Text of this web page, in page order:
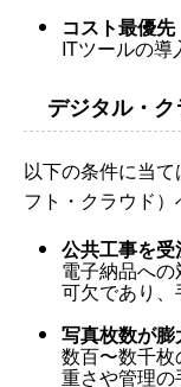
コスト最優先
ITツールの導
デジタル・
以下の条件に当
フト・クラウド）
公共工事を
電子納品へ
可欠であり、
写真枚数が膨
数百〜数千
重さや管理の